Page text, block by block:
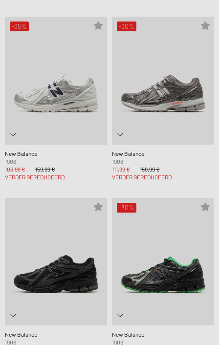
-35%
New Balance
1906
103,99 €
159,99 €
VERDER GEREDUCEERD
-30%
New Balance
1906
111,99 €
159,99 €
VERDER GEREDUCEERD
New Balance
1906
-30%
New Balance
1906